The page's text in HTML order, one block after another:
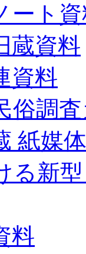
ート
蔵資料
資料
調査
紙媒
る新
料